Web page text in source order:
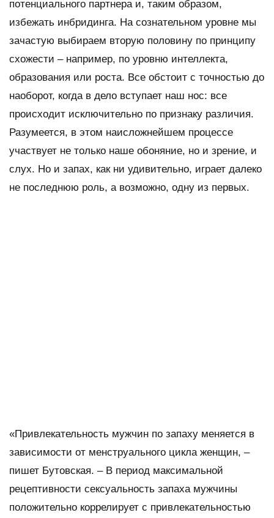
потенциального партнера и, таким образом,
избежать инбридинга. На сознательном уровне мы
зачастую выбираем вторую половину по принципу
схожести – например, по уровню интеллекта,
образования или роста. Все обстоит с точностью до
наоборот, когда в дело вступает наш нос: все
происходит исключительно по признаку различия.
Разумеется, в этом наисложнейшем процессе
участвует не только наше обоняние, но и зрение, и
слух. Но и запах, как ни удивительно, играет далеко
не последнюю роль, а возможно, одну из первых.
«Привлекательность мужчин по запаху меняется в
зависимости от менструального цикла женщин, –
пишет Бутовская. – В период максимальной
рецептивности сексуальность запаха мужчины
положительно коррелирует с привлекательностью